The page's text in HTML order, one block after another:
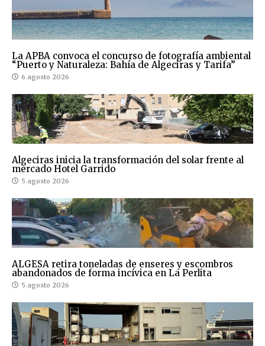
La APBA convoca el concurso de fotografía ambiental
“Puerto y Naturaleza: Bahía de Algeciras y Tarifa”
6 agosto 2026
Algeciras inicia la transformación del solar frente al
mercado Hotel Garrido
5 agosto 2026
ALGESA retira toneladas de enseres y escombros
abandonados de forma incívica en La Perlita
5 agosto 2026